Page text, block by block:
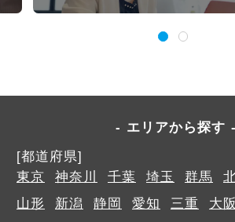
エリアから探す
[都道府県]
東京
神奈川 千葉 埼玉 群馬
山形
新潟 静岡 愛知 三重 大阪